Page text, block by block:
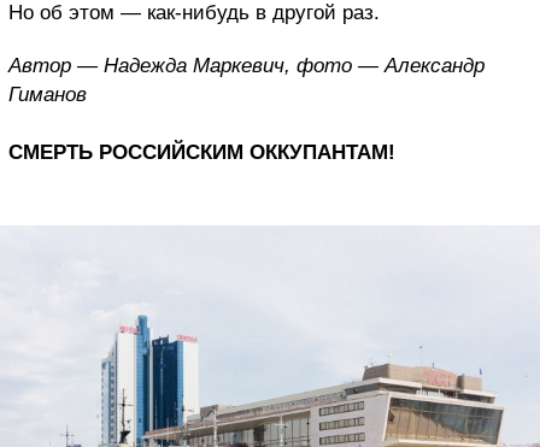
Но об этом — как-нибудь в другой раз.
Автор — Надежда Маркевич, фото — Александр
Гиманов
СМЕРТЬ РОССИЙСКИМ ОККУПАНТАМ!